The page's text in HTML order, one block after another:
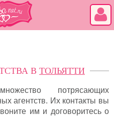
В ТОЛЬЯТТИ
потрясающих
агентств. Их контакты вы
им и договоритесь о